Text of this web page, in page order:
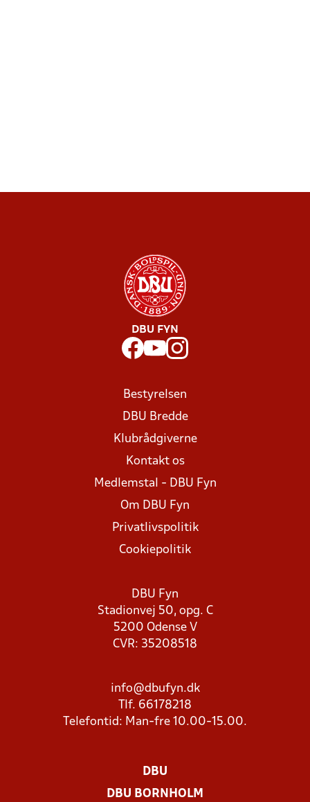
DBU FYN
Bestyrelsen
DBU Bredde
Klubrådgiverne
Kontakt os
Medlemstal - DBU Fyn
Om DBU Fyn
Privatlivspolitik
Cookiepolitik
DBU Fyn
Stadionvej 50, opg. C
5200 Odense V
CVR: 35208518
info@dbufyn.dk
Tlf. 66178218
Telefontid: Man-fre 10.00-15.00.
DBU
DBU BORNHOLM